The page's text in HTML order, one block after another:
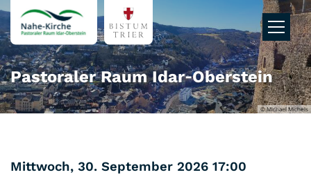
Zum Inhalt springen
© Michael Michels
Pastoraler Raum Idar‑Oberstein
Mittwoch, 30. September 2026 17:00